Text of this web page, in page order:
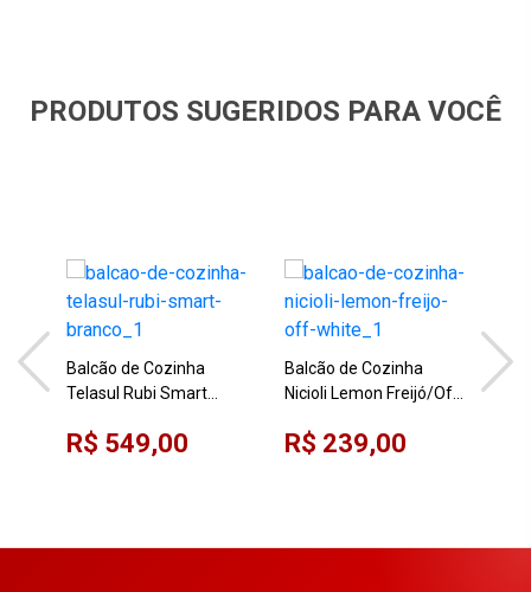
PRODUTOS SUGERIDOS PARA VOCÊ
Balcão de Cozinha
Telasul Rubi Smart
R$ 549,00
Balcão de Cozinha
Nicioli Lemon Freijó/Off
R$ 239,00